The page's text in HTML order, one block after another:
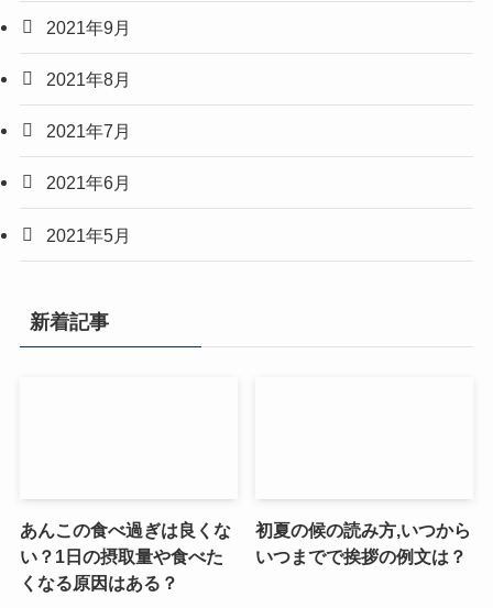
2021年9月
2021年8月
2021年7月
2021年6月
2021年5月
新着記事
あんこの食べ過ぎは良くな
い？1日の摂取量や食べた
くなる原因はある？
初夏の候の読み方,いつから
いつまでで挨拶の例文は？